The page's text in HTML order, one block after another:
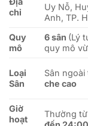
chỉ
Uy Nỗ,
Anh, TP.
Quy
mô
6 sân (Lý
quy mô
Loại
Sân
Sân ngoài
che cao
Giờ
hoạt
Thường